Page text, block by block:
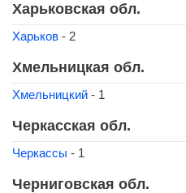
Харьковская обл.
Харьков - 2
Хмельницкая обл.
Хмельницкий - 1
Черкасская обл.
Черкассы - 1
Черниговская обл.